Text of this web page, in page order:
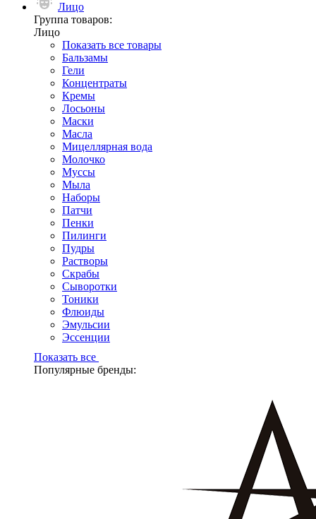
Лицо
Группа товаров:
Лицо
Показать все товары
Бальзамы
Гели
Концентраты
Кремы
Лосьоны
Маски
Масла
Мицеллярная вода
Молочко
Муссы
Мыла
Наборы
Патчи
Пенки
Пилинги
Пудры
Растворы
Скрабы
Сыворотки
Тоники
Флюиды
Эмульсии
Эссенции
Показать все
Популярные бренды: